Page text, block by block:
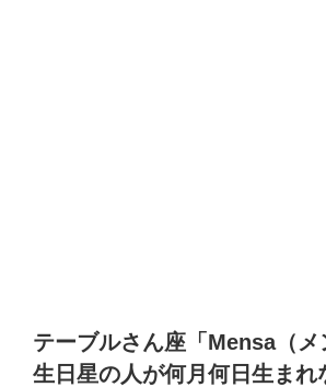
テーブルさん座「Mensa（メ
生日星の人が何月何日生まれ